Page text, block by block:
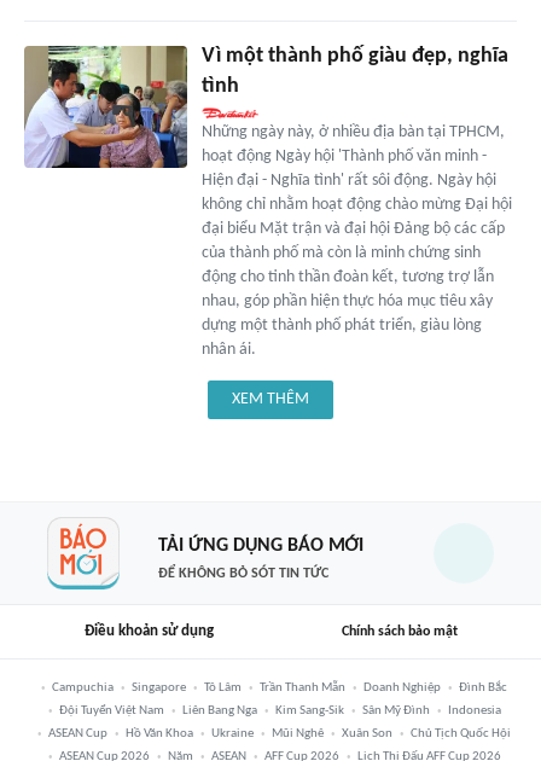
Vì một thành phố giàu đẹp, nghĩa
tình
Những ngày này, ở nhiều địa bàn tại TPHCM,
hoạt động Ngày hội 'Thành phố văn minh -
Hiện đại - Nghĩa tình' rất sôi động. Ngày hội
không chỉ nhằm hoạt động chào mừng Đại hội
đại biểu Mặt trận và đại hội Đảng bộ các cấp
của thành phố mà còn là minh chứng sinh
động cho tinh thần đoàn kết, tương trợ lẫn
nhau, góp phần hiện thực hóa mục tiêu xây
dựng một thành phố phát triển, giàu lòng
nhân ái.
XEM THÊM
TẢI ỨNG DỤNG BÁO MỚI
ĐỂ KHÔNG BỎ SÓT TIN TỨC
Điều khoản sử dụng Chính sách bảo mật
Campuchia Singapore Tô Lâm Trần Thanh Mẫn Doanh Nghiệp
Đình Bắc
Đội Tuyển Việt Nam
Liên Bang Nga Kim Sang-Sik Sân Mỹ Đình
Indonesia
ASEAN Cup
Hồ Văn Khoa Ukraine Mũi Nghê Xuân Son
Chủ Tịch Quốc Hội
ASEAN Cup 2026
Năm ASEAN AFF Cup 2026 Lịch Thi Đấu AFF Cup 2026